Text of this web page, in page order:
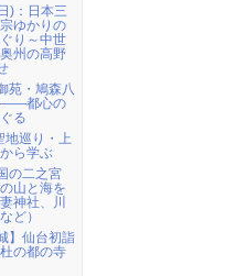
)：日本三
ゆかりの
り～中世
州の高野
苑・鳩森八
――都心の
る
地巡り・上
ら学ぶ
の二之宮
山と海を
神社、川
ど）
】仙台初詣
の都の寺